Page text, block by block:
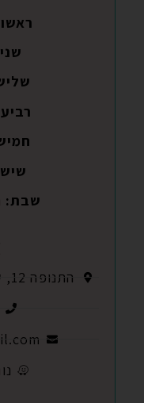
ראשון:13:00
שני:15:30 – 9:00
רביעי:11:00
שישי:
שבת:
התנופה 12, קומה 3, ירושלים, 9342210